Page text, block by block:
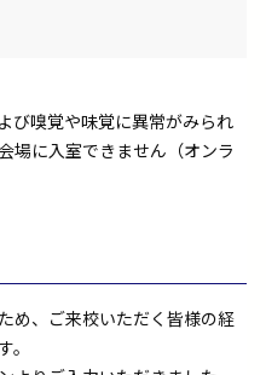
び嗅覚や味覚に異常がみられ
場に入室できません（オンラ
め、ご来校いただく皆様の経